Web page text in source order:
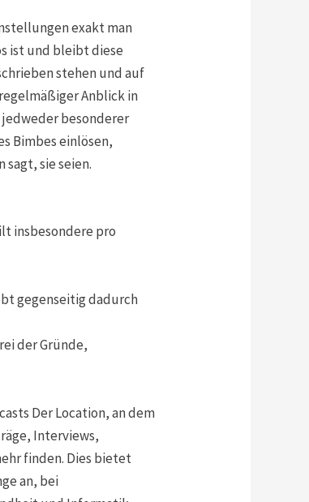
exakt man
ist und bleibt diese
stehen und auf
Anblick in
besonderer
Bimbes einlösen,
sie seien.
insbesondere pro
gegenseitig dadurch
der Gründe,
Der Location, an dem
Interviews,
finden. Dies bietet
an, bei